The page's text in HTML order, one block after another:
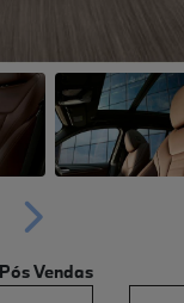
Próximo
Vendas